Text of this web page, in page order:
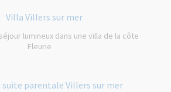
lumineux dans une villa de la côte
Fleurie